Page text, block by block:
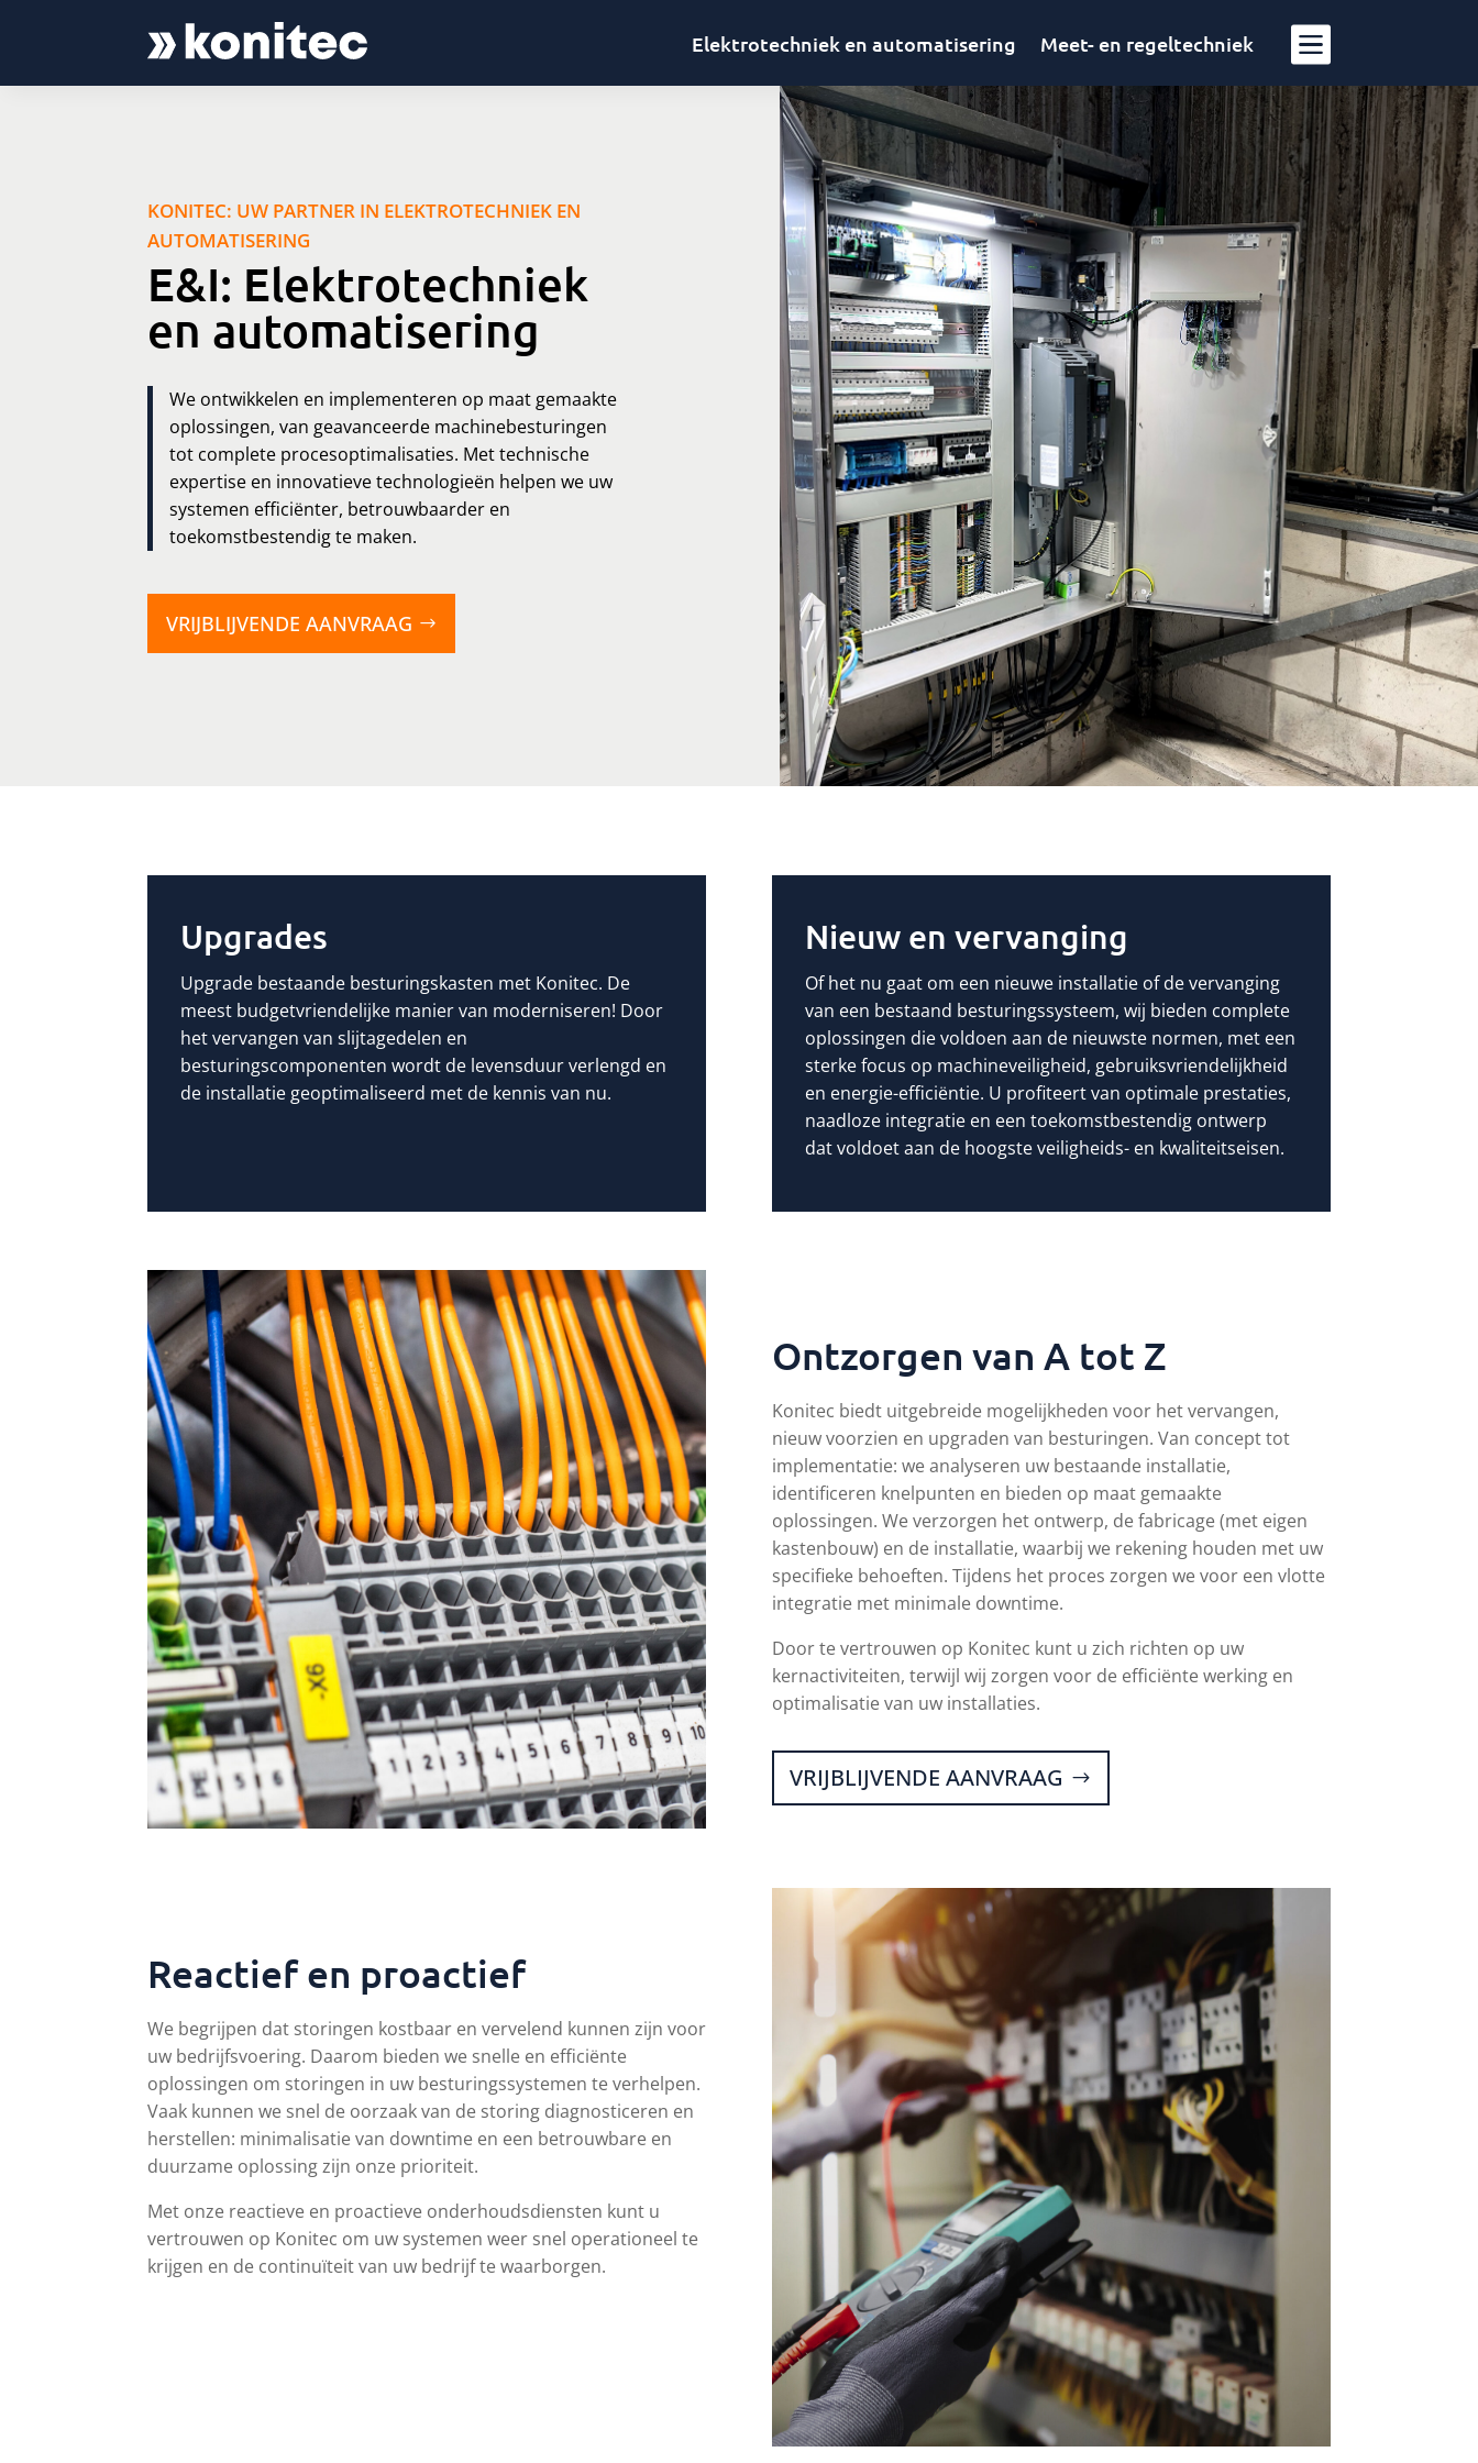
Elektrotechniek en automatisering Meet- en regeltechniek 
KONITEC: UW PARTNER IN ELEKTROTECHNIEK EN
AUTOMATISERING
E&I: Elektrotechniek
en automatisering
We ontwikkelen en implementeren op maat gemaakte
oplossingen, van geavanceerde machinebesturingen
tot complete procesoptimalisaties. Met technische
expertise en innovatieve technologieën helpen we uw
systemen efficiënter, betrouwbaarder en
toekomstbestendig te maken.
VRIJBLIJVENDE AANVRAAG
Upgrades
Upgrade bestaande besturingskasten met Konitec. De
meest budgetvriendelijke manier van moderniseren! Door
het vervangen van slijtagedelen en
besturingscomponenten wordt de levensduur verlengd en
de installatie geoptimaliseerd met de kennis van nu.
Nieuw en vervanging
Of het nu gaat om een nieuwe installatie of de vervanging
van een bestaand besturingssysteem, wij bieden complete
oplossingen die voldoen aan de nieuwste normen, met een
sterke focus op machineveiligheid, gebruiksvriendelijkheid
en energie-efficiëntie. U profiteert van optimale prestaties,
naadloze integratie en een toekomstbestendig ontwerp
dat voldoet aan de hoogste veiligheids- en kwaliteitseisen.
Ontzorgen van A tot Z
Konitec biedt uitgebreide mogelijkheden voor het vervangen,
nieuw voorzien en upgraden van besturingen. Van concept tot
implementatie: we analyseren uw bestaande installatie,
identificeren knelpunten en bieden op maat gemaakte
oplossingen. We verzorgen het ontwerp, de fabricage (met eigen
kastenbouw) en de installatie, waarbij we rekening houden met uw
specifieke behoeften. Tijdens het proces zorgen we voor een vlotte
integratie met minimale downtime.
Door te vertrouwen op Konitec kunt u zich richten op uw
kernactiviteiten, terwijl wij zorgen voor de efficiënte werking en
optimalisatie van uw installaties.
VRIJBLIJVENDE AANVRAAG
Reactief en proactief
We begrijpen dat storingen kostbaar en vervelend kunnen zijn voor
uw bedrijfsvoering. Daarom bieden we snelle en efficiënte
oplossingen om storingen in uw besturingssystemen te verhelpen.
Vaak kunnen we snel de oorzaak van de storing diagnosticeren en
herstellen: minimalisatie van downtime en een betrouwbare en
duurzame oplossing zijn onze prioriteit.
Met onze reactieve en proactieve onderhoudsdiensten kunt u
vertrouwen op Konitec om uw systemen weer snel operationeel te
krijgen en de continuïteit van uw bedrijf te waarborgen.